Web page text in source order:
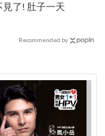
了! 肚子一天
Recommended by